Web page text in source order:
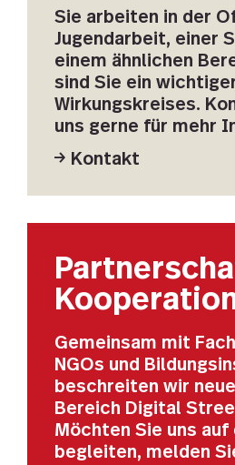
Sie arbeiten in der
Jugendarbeit, einer
einem ähnlichen
sind Sie ein
Wirkungskreises.
uns gerne für mehr
Kontakt
Gemeinsam mit
NGOs und
beschreiten wir
Bereich Digital
Möchten Sie uns auf
begleiten, melden